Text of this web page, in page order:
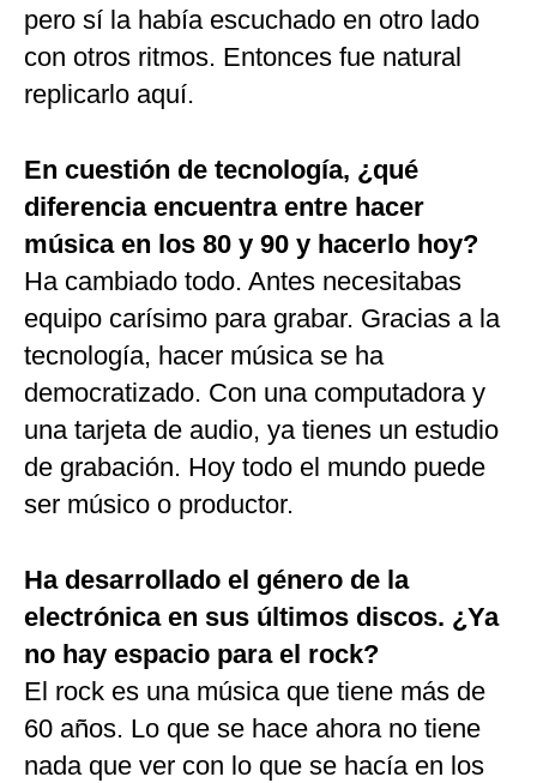
pero sí la había escuchado en otro lado
con otros ritmos. Entonces fue natural
replicarlo aquí.
En cuestión de tecnología, ¿qué
diferencia encuentra entre hacer
música en los 80 y 90 y hacerlo hoy?
Ha cambiado todo. Antes necesitabas
equipo carísimo para grabar. Gracias a la
tecnología, hacer música se ha
democratizado. Con una computadora y
una tarjeta de audio, ya tienes un estudio
de grabación. Hoy todo el mundo puede
ser músico o productor.
Ha desarrollado el género de la
electrónica en sus últimos discos. ¿Ya
no hay espacio para el rock?
El rock es una música que tiene más de
60 años. Lo que se hace ahora no tiene
nada que ver con lo que se hacía en los